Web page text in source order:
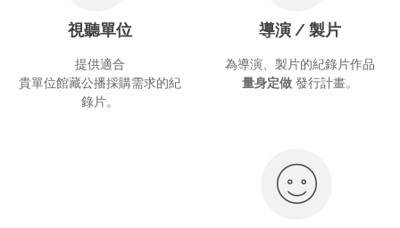
視聽單位
提供適合
貴單位館藏公播採購需求的紀
錄片。
導演 / 製片
為導演、製片的紀錄片作品
量身定做 發行計畫。